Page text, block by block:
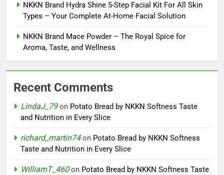
NKKN Brand Hydra Shine 5-Step Facial Kit For All Skin
Types – Your Complete At-Home Facial Solution
NKKN Brand Mace Powder – The Royal Spice for
Aroma, Taste, and Wellness
Recent Comments
LindaJ_79on Potato Bread by NKKN Softness Taste
and Nutrition in Every Slice
richard_martin74on Potato Bread by NKKN Softness
Taste and Nutrition in Every Slice
WilliamT_460on Potato Bread by NKKN Softness Taste